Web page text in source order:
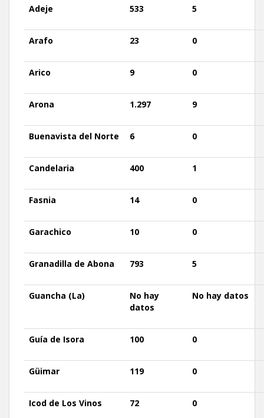
Adeje 533 5
Arafo 23 0
Arico 9 0
Arona 1.297 9
Buenavista del Norte 6 0
Candelaria 400 1
Fasnia 14 0
Garachico 10 0
Granadilla de Abona 793 5
Guancha (La)
No hay
datos
No hay datos
Guía de Isora 100 0
Güimar 119 0
Icod de Los Vinos 72 0